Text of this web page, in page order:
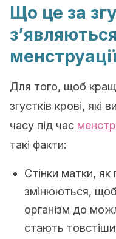
Що це за
Для того, щоб
згустків крові, які
часу під час
такі факти:
Стінки матки,
змінюються,
організм до
стають